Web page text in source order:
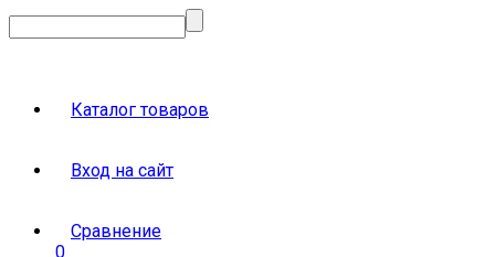
Каталог товаров
Вход на сайт
Сравнение
0